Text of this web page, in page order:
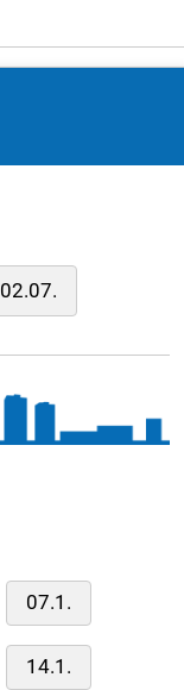
02.07.
07.1.
14.1.